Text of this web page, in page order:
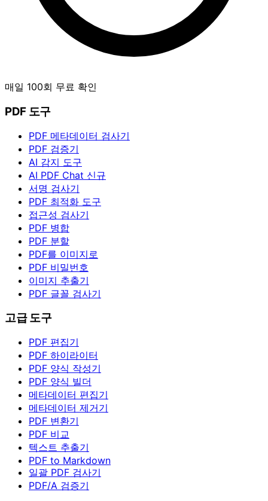
매일 100회 무료 확인
PDF 도구
PDF 메타데이터 검사기
PDF 검증기
AI 감지 도구
AI PDF Chat 신규
서명 검사기
PDF 최적화 도구
접근성 검사기
PDF 병합
PDF 분할
PDF를 이미지로
PDF 비밀번호
이미지 추출기
PDF 글꼴 검사기
고급 도구
PDF 편집기
PDF 하이라이터
PDF 양식 작성기
PDF 양식 빌더
메타데이터 편집기
메타데이터 제거기
PDF 변환기
PDF 비교
텍스트 추출기
PDF to Markdown
일괄 PDF 검사기
PDF/A 검증기